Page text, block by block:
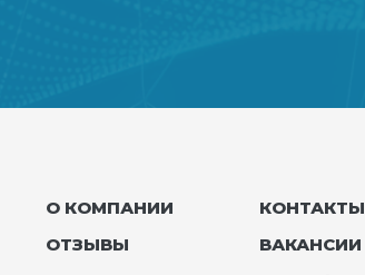
О КОМПАНИИ
ОТЗЫВЫ
КОНТАКТЫ
ВАКАНСИИ